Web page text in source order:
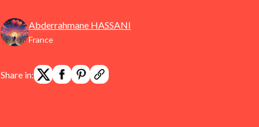
Abderrahmane HASSANI
France
Share in: